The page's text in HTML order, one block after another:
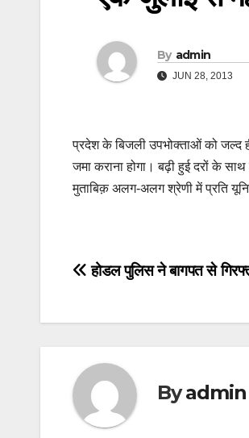
By admin
JUN 28, 2013
प्रदेश के बिजली उपभोक्ताओं को जल्द
जमा कराना होगा। बढ़ी हुई दरों के
मुताबिक़ अलग-अलग श्रेणी में प्रति
Post
होडल पुलिस ने बागपत से
Byadmin